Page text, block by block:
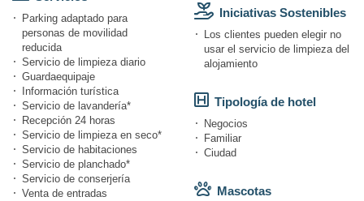
Parking adaptado para
personas de movilidad
reducida
Servicio de limpieza diario
Guardaequipaje
Información turística
Servicio de lavandería*
Recepción 24 horas
Servicio de limpieza en seco*
Servicio de habitaciones
Servicio de planchado*
Servicio de conserjería
Venta de entradas
Iniciativas Sostenibles
Los clientes pueden elegir no
usar el servicio de limpieza del
alojamiento
Tipología de hotel
Negocios
Familiar
Ciudad
Mascotas